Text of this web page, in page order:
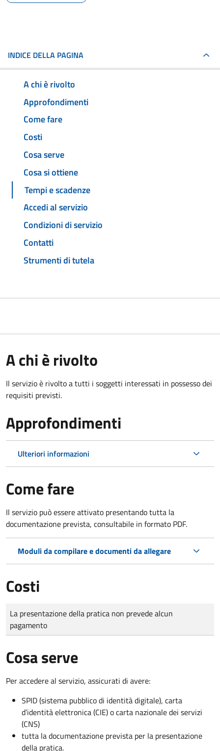
INDICE DELLA PAGINA
A chi è rivolto
Approfondimenti
Come fare
Costi
Cosa serve
Cosa si ottiene
Tempi e scadenze
Accedi al servizio
Condizioni di servizio
Contatti
Strumenti di tutela
A chi è rivolto
Il servizio è rivolto a tutti i soggetti interessati in possesso dei
requisiti previsti.
Approfondimenti
Ulteriori informazioni
Come fare
Il servizio può essere attivato presentando tutta la
documentazione prevista, consultabile in formato PDF.
Moduli da compilare e documenti da allegare
Costi
Tipo di pagamento
Importo
La presentazione della pratica non prevede alcun
pagamento
Cosa serve
Per accedere al servizio, assicurati di avere:
SPID (sistema pubblico di identità digitale), carta
d’identità elettronica (CIE) o carta nazionale dei servizi
(CNS)
tutta la documentazione prevista per la presentazione
della pratica.